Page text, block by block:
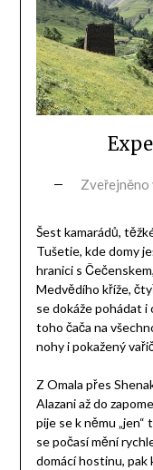
Zveřejněno
Šest kamarádů,
Tušetie, kde domy
hranici s
Medvědího kříže,
se dokáže pohádat i
toho čača na
nohy i pokažený
Z Omala přes
Alazani až do
pije se k němu „jen“
se počasí mění
domácí hostinu, pak